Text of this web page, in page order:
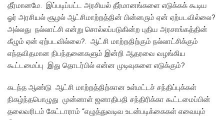
தீர்மானமே. இப்படிப்பட்ட அரசியல் தீர்மானங்களை எடுக்கக் கூடிய
ஓர் அரசியல் சூழல் ஆட்சிமாற்றத்தின் பின்னரும் ஏன் ஏற்படவில்லை?
அல்லது நல்லாட்சி என்று சொல்லப்படுகின்ற புதிய அரசாங்கத்தின்
கீழும் ஏன் ஏற்படவில்லை?. ஆட்சி மாற்றதிற்கும் நல்லாட்சிக்கும்
எந்தவிதமான நிபந்தனைகளும் இன்றி ஆதரவை வழங்கிய
கூட்டமைப்பு இது தொடர்பில் என்ன முடிவுகளை எடுக்கும்?
கடந்த ஆண்டு ஆட்சி மாற்றத்திற்கான உள்மட்டச் சந்திப்புக்கள்
நிகழ்ந்தபொழுது முன்னாள் ஜனாதிபதி சந்திரிக்கா கூட்டமைப்பின்
தலைவரிடம் கேட்டாராம் “எழுத்துவடிவ உடன்படிக்கைகள் எவையும்